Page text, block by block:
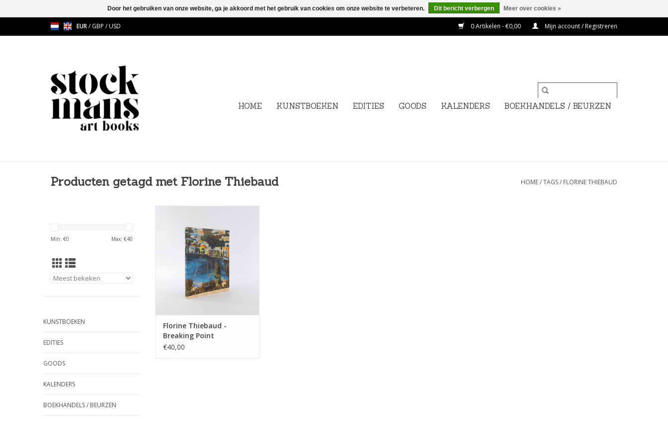
EUR/GBP /USD 0 Artikelen - €0,00 Mijn account / Registreren
HOME KUNSTBOEKEN EDITIES GOODS KALENDERS BOEKHANDELS / BEURZEN
Producten getagd met Florine Thiebaud HOME/TAGS/ FLORINE THIEBAUD
Min: €0 Max: €40
KUNSTBOEKEN
EDITIES
GOODS
KALENDERS
BOEKHANDELS / BEURZEN
"Breaking Point" is about people
waiting for their papers.
TOEVOEGEN AAN WINKELWAGEN
Florine Thiebaud -
Breaking Point
€40,00
Door het gebruiken van onze website, ga je akkoord met het gebruik van cookies om onze website te verbeteren. Dit bericht verbergen Meer over cookies »